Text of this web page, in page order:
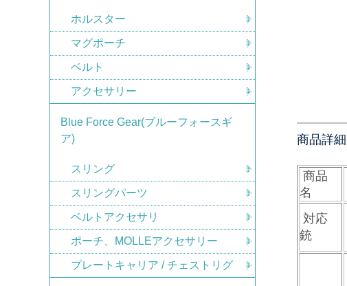
商品詳細
商品
名
対応
銃
ホルスター
マグポーチ
ベルト
アクセサリー
Blue Force Gear(ブルーフォースギ
ア)
スリング
スリングパーツ
ベルトアクセサリ
ポーチ、MOLLEアクセサリー
プレートキャリア / チェストリグ